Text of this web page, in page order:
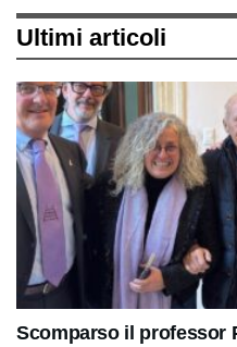
Ultimi articoli
Scomparso il professor